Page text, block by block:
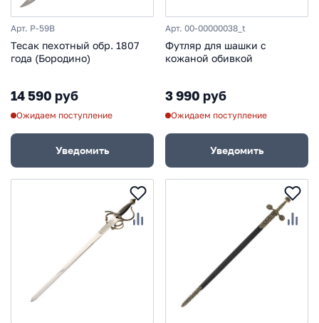
Арт. P-59B
Тесак пехотный обр. 1807
года (Бородино)
14 590 руб
Ожидаем поступление
Уведомить
Арт. 00-00000038_t
Футляр для шашки с
кожаной обивкой
3 990 руб
Ожидаем поступление
Уведомить